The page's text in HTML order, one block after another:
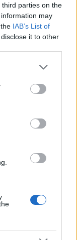
parties on the
may
IAB’s List of
it to other
or more Google
You may click to
party tags to
in below Google
scelta di San